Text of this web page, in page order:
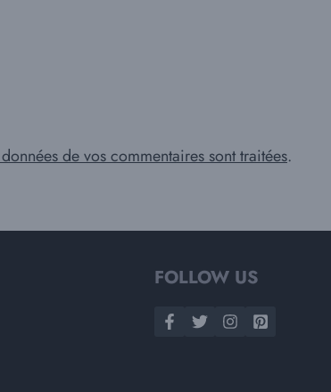
de vos commentaires sont traitées.
FOLLOW US